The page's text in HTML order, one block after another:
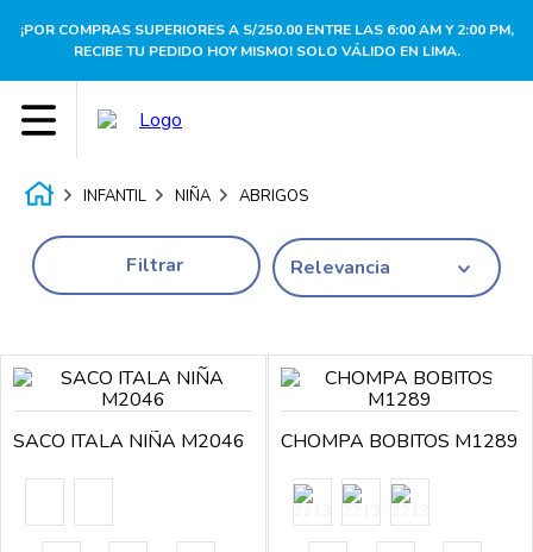
¡POR COMPRAS SUPERIORES A S/250.00 ENTRE LAS 6:00 AM Y 2:00 PM,
RECIBE TU PEDIDO HOY MISMO! SOLO VÁLIDO EN LIMA.
Relevancia
Filtrar
INFANTIL NIÑA ABRIGOS
SACO ITALA NIÑA M2046 CHOMPA BOBITOS M1289